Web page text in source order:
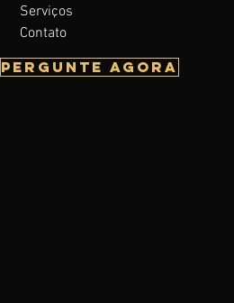
Serviços
Contato
Pergunte agora